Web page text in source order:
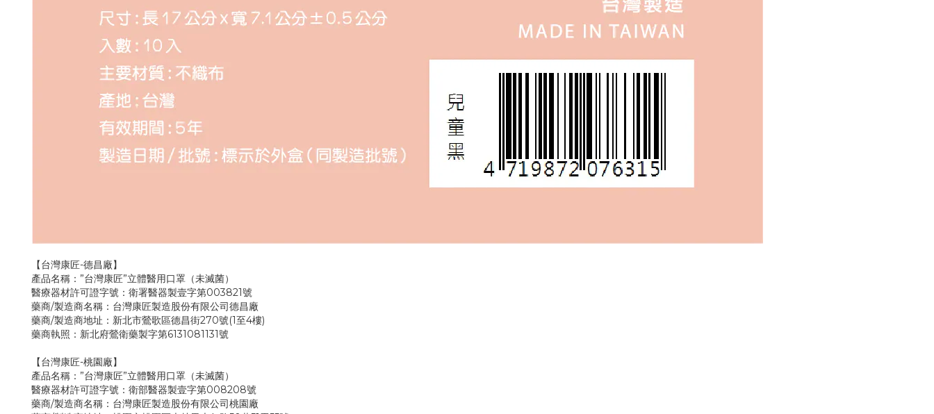
【台灣康匠-德昌廠】
產品名稱：”台灣康匠”立體醫用口罩（未滅菌）
醫療器材許可證字號：衛署醫器製壹字第003821號
藥商/製造商名稱：台灣康匠製造股份有限公司德昌廠
藥商/製造商地址：新北市鶯歌區德昌街270號(1至4樓)
藥商執照：新北府鶯衛藥製字第6131081131號
【台灣康匠-桃園廠】
產品名稱：”台灣康匠”立體醫用口罩（未滅菌）
醫療器材許可證字號：衛部醫器製壹字第008208號
藥商/製造商名稱：台灣康匠製造股份有限公司桃園廠